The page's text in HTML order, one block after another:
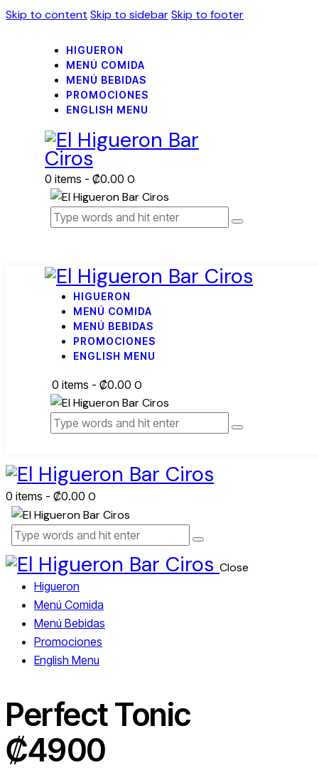
Skip to content Skip to sidebarSkip to footer
HIGUERON
MENÚ COMIDA
MENÚ BEBIDAS
PROMOCIONES
ENGLISH MENU
0 items - ₡0.00 0
HIGUERON
MENÚ COMIDA
MENÚ BEBIDAS
PROMOCIONES
ENGLISH MENU
0 items - ₡0.00 0
0 items - ₡0.00 0
Close
Higueron
Menú Comida
Menú Bebidas
Promociones
English Menu
Perfect Tonic
₡4900